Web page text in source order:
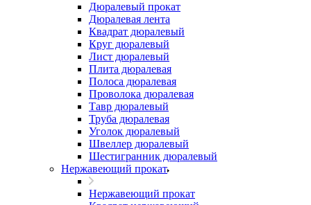
Дюралевый прокат
Дюралевая лента
Квадрат дюралевый
Круг дюралевый
Лист дюралевый
Плита дюралевая
Полоса дюралевая
Проволока дюралевая
Тавр дюралевый
Труба дюралевая
Уголок дюралевый
Швеллер дюралевый
Шестигранник дюралевый
Нержавеющий прокат
Нержавеющий прокат